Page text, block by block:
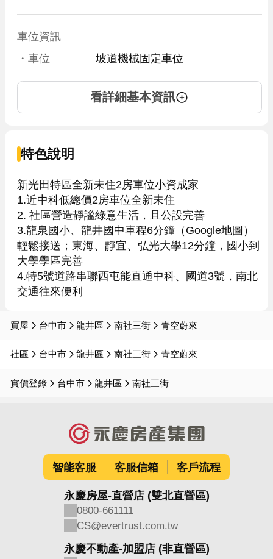
車位資訊
・車位
坡道機械固定車位
看詳細基本資訊
特色說明
新光田特區全新未住2房車位小資成家
1.近中科低總價2房車位全新未住
2. 社區營造靜謐綠意生活，且公設完善
3.龍泉國小、龍井國中車程6分鐘（Google地圖）
輕鬆接送；東海、靜宜、弘光大學12分鐘，國小到
大學學區完善
4.特5號道路串聯西屯能直通中科、國道3號，南北
交通往來便利
買屋 台中市 龍井區 南社三街 青空蔚來
社區 台中市 龍井區 南社三街 青空蔚來
實價登錄 台中市 龍井區 南社三街
智能客服 客服信箱 客戶流程
永慶房屋-直營店 (雙北直營區)
0800-661111
CS@evertrust.com.tw
永慶不動產-加盟店 (非直營區)